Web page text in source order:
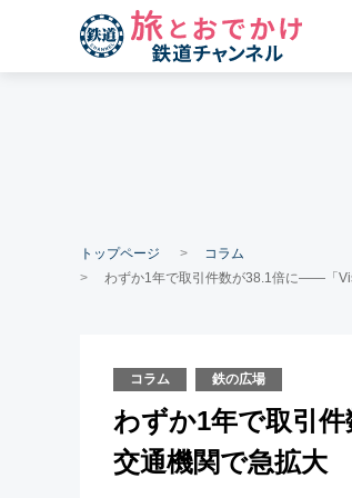
トップページ
コラム
わずか1年で取引件数が38.1倍に――「
コラム 鉄の広場
わずか1年で取引
交通機関で急拡大